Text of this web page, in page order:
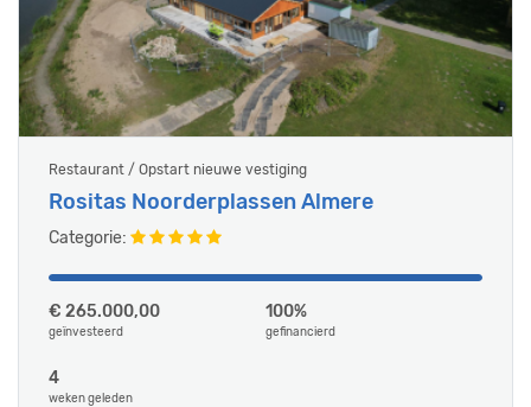
Restaurant / Opstart nieuwe vestiging
Rositas Noorderplassen Almere
Categorie:
€ 265.000,00
geïnvesteerd
100%
gefinancierd
4
weken geleden